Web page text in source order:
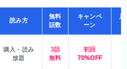
読み方
無料
話数
キャンペ
ーン
月
購入・読み
放題
3話
無料
初回
70%OFF